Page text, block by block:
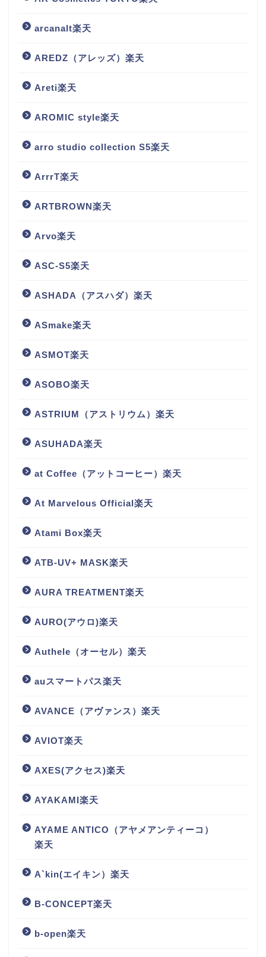
arcanalt楽天
AREDZ（アレッズ）楽天
Areti楽天
AROMIC style楽天
arro studio collection S5楽天
ArrrT楽天
ARTBROWN楽天
Arvo楽天
ASC-S5楽天
ASHADA（アスハダ）楽天
ASmake楽天
ASMOT楽天
ASOBO楽天
ASTRIUM（アストリウム）楽天
ASUHADA楽天
at Coffee（アットコーヒー）楽天
At Marvelous Official楽天
Atami Box楽天
ATB-UV+ MASK楽天
AURA TREATMENT楽天
AURO(アウロ)楽天
Authele（オーセル）楽天
auスマートパス楽天
AVANCE（アヴァンス）楽天
AVIOT楽天
AXES(アクセス)楽天
AYAKAMI楽天
AYAME ANTICO（アヤメアンティーコ）
楽天
A`kin(エイキン）楽天
B-CONCEPT楽天
b-open楽天